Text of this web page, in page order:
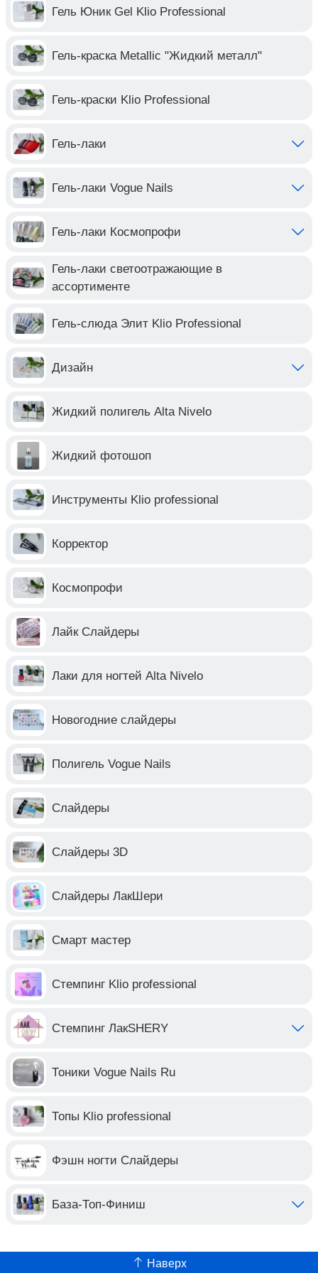
Гель Юник Gel Klio Professional
Гель-краска Metallic "Жидкий металл"
Гель-краски Klio Professional
Гель-лаки
Гель-лаки Vogue Nails
Гель-лаки Космопрофи
Гель-лаки светоотражающие в
ассортименте
Гель-слюда Элит Klio Professional
Дизайн
Жидкий полигель Alta Nivelo
Жидкий фотошоп
Инструменты Klio professional
Корректор
Космопрофи
Лайк Слайдеры
Лаки для ногтей Alta Nivelo
Новогодние слайдеры
Полигель Vogue Nails
Слайдеры
Слайдеры 3D
Слайдеры ЛакШери
Смарт мастер
Стемпинг Klio professional
Стемпинг ЛакSHERY
Тоники Vogue Nails Ru
Топы Klio professional
Фэшн ногти Слайдеры
База-Топ-Финиш
Наверх